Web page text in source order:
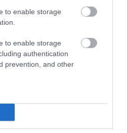
to enable storage
to enable storage
authentication
prevention, and other
túl sokszor hiányzott